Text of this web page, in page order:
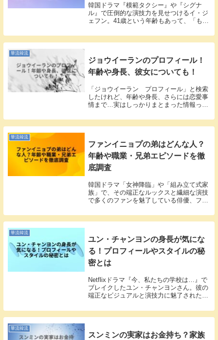
韓国ドラマ『模範タクシー』や『シグナ
ル』で圧倒的な演技力を見せつけるイ・ジ
ェフン。41歳という年齢もあって、「もし
という疑問を持つ方も多いのではないでし
ょうか。私も大好きな俳優さんなので、プ
華流韓流
ジョウイーランのプロフィール！
年齢や身長、彼女についても！
「ジョウイーラン プロフィール」と検索
したけれど、年齢や身長、さらには恋愛事
情まで…実はしっかりまとまった情報って
では、ジョウイーランさんの基本プロフィ
ールを分かりやすく整理してご紹介しま
華流韓流
ファンイニョプの弟はどんな人？
年齢や職業・兄弟エピソードを徹
底調査
韓国ドラマ「女神降臨」や「組み立て式家
族」で、その端正なルックスと繊細な演技
で多くのファンを魅了している俳優、ファ
出身ならではの抜群のスタイルを持つ彼で
すが、実は弟さんもかなりの注目株なんで
華流韓流
ユン・チャンヨンの身長が気にな
る！プロフィールやスタイルの秘
密とは
Netflixドラマ『今、私たちの学校は…』で
ブレイクしたユン・チャンヨンさん。彼の
端正なビジュアルと演技力に魅了されたフ
だろう？」と気になっている方も多いので
はないでしょうか。私も初めて彼を見たと
華流韓流
スンミンの実家はお金持ち？家族